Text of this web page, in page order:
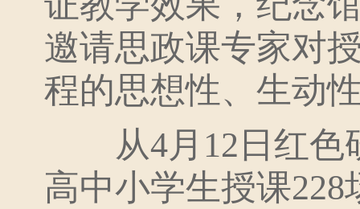
邀请思政课专家对
程的思想性、生动
从4月12日红色
高中小学生授课